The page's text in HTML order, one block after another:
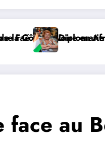
: à Addis-
au